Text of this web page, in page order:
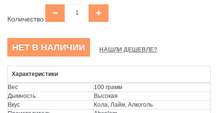
Количество
НЕТ В НАЛИЧИИ НАШЛИ ДЕШЕВЛЕ?
Характеристики
Вес
100 грамм
Дымность
Высокая
Вкус
Кола, Лайм, Алкоголь